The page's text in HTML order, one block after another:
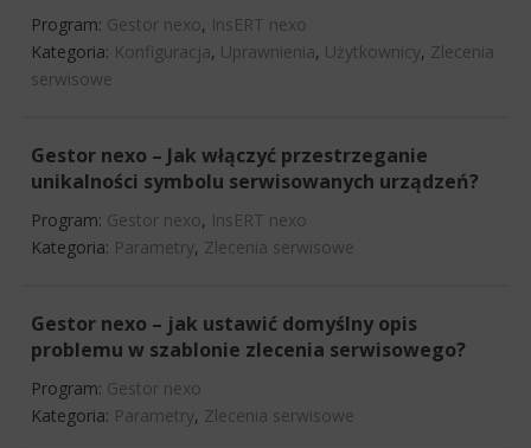
Program: Gestor nexo, InsERT nexo
Kategoria: Konfiguracja, Uprawnienia, Użytkownicy, Zlecenia
serwisowe
Gestor nexo – Jak włączyć przestrzeganie
unikalności symbolu serwisowanych urządzeń?
Program: Gestor nexo, InsERT nexo
Kategoria: Parametry, Zlecenia serwisowe
Gestor nexo – jak ustawić domyślny opis
problemu w szablonie zlecenia serwisowego?
Program: Gestor nexo
Kategoria: Parametry, Zlecenia serwisowe